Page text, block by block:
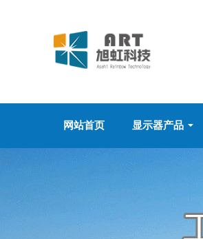
网站首页 显示器产品